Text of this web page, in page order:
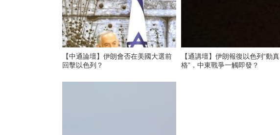
【中通論壇】伊朗會否在美國大選前
回擊以色列？
【通講壇】伊朗報復以色列“動真
格”，中東戰爭一觸即發？